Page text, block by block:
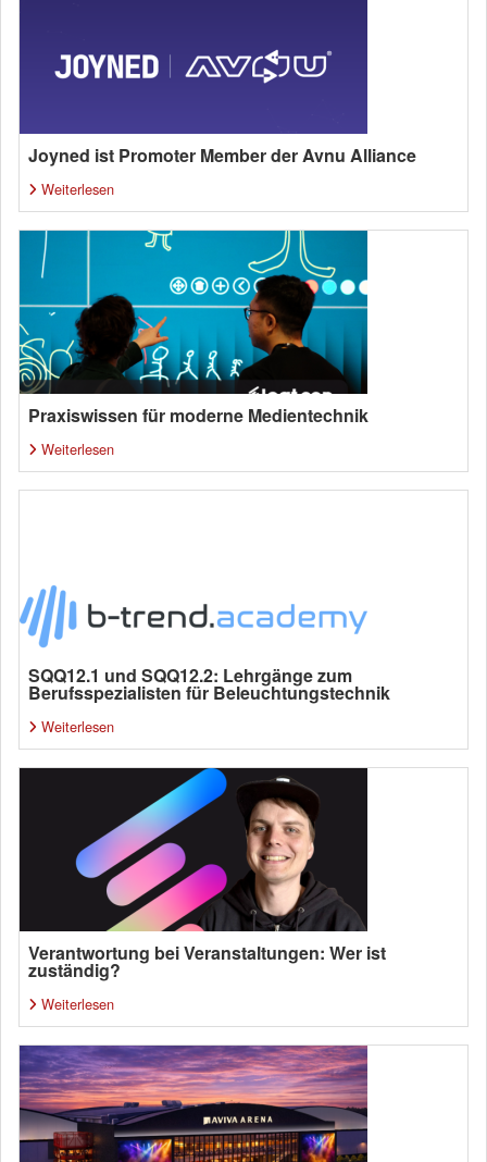
Joyned ist Promoter Member der Avnu Alliance
Weiterlesen
Praxiswissen für moderne Medientechnik
Weiterlesen
SQQ12.1 und SQQ12.2: Lehrgänge zum
Berufsspezialisten für Beleuchtungstechnik
Weiterlesen
Verantwortung bei Veranstaltungen: Wer ist
zuständig?
Weiterlesen